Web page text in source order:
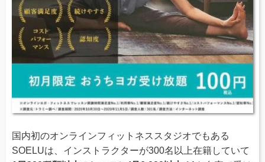
国内初のオンラインフィットネススタジオでもある
SOELUは、インストラクターが300名以上在籍していて